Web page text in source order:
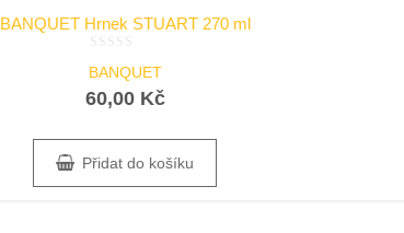
BANQUET Hrnek STUART 270 ml
0
5
BANQUET
60,00 Kč
Přidat do košíku